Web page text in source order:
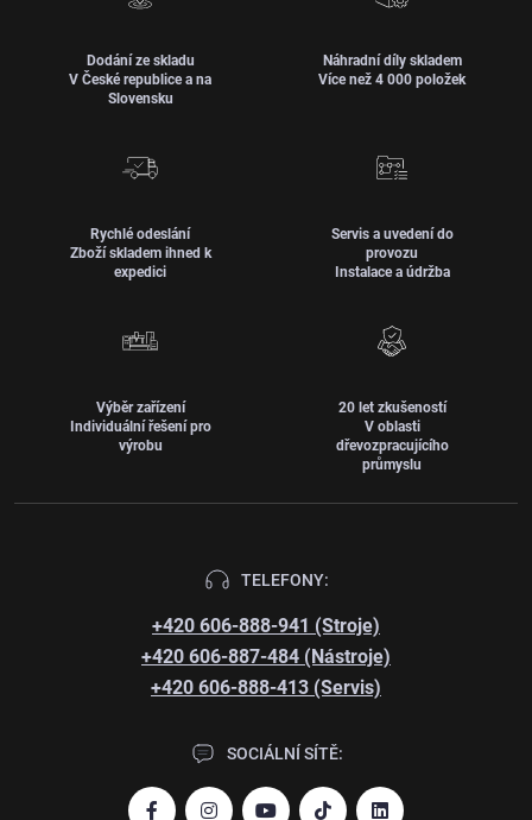
Dodání ze skladu
V České republice a na
Slovensku
Náhradní díly skladem
Více než 4 000 položek
Rychlé odeslání
Zboží skladem ihned k
expedici
Servis a uvedení do
provozu
Instalace a údržba
Výběr zařízení
Individuální řešení pro
výrobu
20 let zkušeností
V oblasti
dřevozpracujícího
průmyslu
TELEFONY:
+420 606-888-941 (Stroje)
+420 606-887-484 (Nástroje)
+420 606-888-413 (Servis)
SOCIÁLNÍ SÍTĚ: